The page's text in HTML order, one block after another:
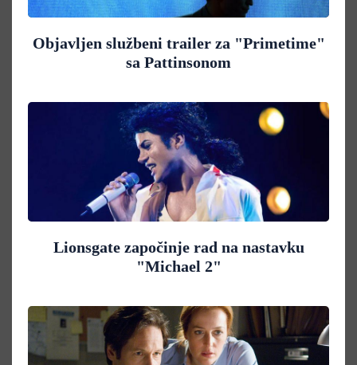
Objavljen službeni trailer za "Primetime"
sa Pattinsonom
Lionsgate započinje rad na nastavku
"Michael 2"